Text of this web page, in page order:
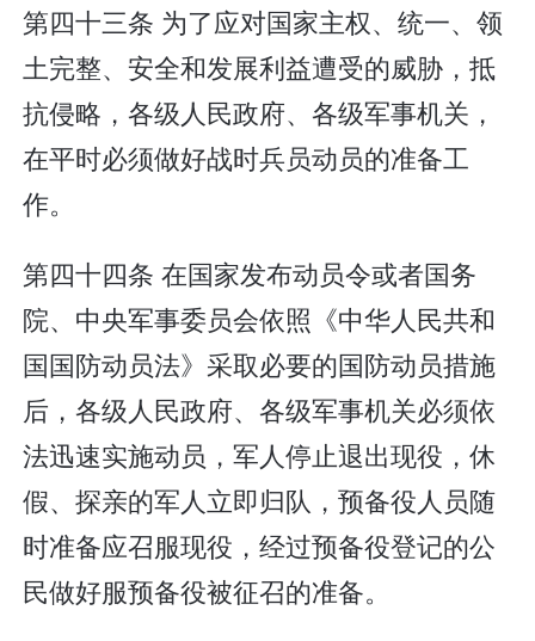
第四十三条 为了应对国家主权、统一、领
土完整、安全和发展利益遭受的威胁，抵
抗侵略，各级人民政府、各级军事机关，
在平时必须做好战时兵员动员的准备工
作。
第四十四条 在国家发布动员令或者国务
院、中央军事委员会依照《中华人民共和
国国防动员法》采取必要的国防动员措施
后，各级人民政府、各级军事机关必须依
法迅速实施动员，军人停止退出现役，休
假、探亲的军人立即归队，预备役人员随
时准备应召服现役，经过预备役登记的公
民做好服预备役被征召的准备。